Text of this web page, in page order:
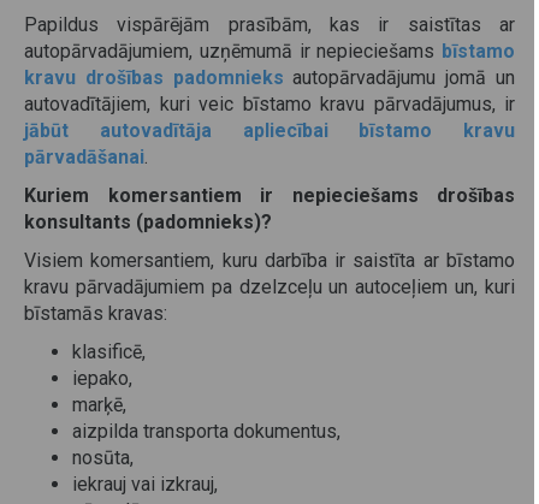
Papildus vispārējām prasībām, kas ir saistītas ar
autopārvadājumiem, uzņēmumā ir nepieciešams bīstamo
kravu drošības padomnieks autopārvadājumu jomā un
autovadītājiem, kuri veic bīstamo kravu pārvadājumus, ir
jābūt autovadītāja apliecībai bīstamo kravu
pārvadāšanai.
Kuriem komersantiem ir nepieciešams drošības
konsultants (padomnieks)?
Visiem komersantiem, kuru darbība ir saistīta ar bīstamo
kravu pārvadājumiem pa dzelzceļu un autoceļiem un, kuri
bīstamās kravas:
klasificē,
iepako,
marķē,
aizpilda transporta dokumentus,
nosūta,
iekrauj vai izkrauj,